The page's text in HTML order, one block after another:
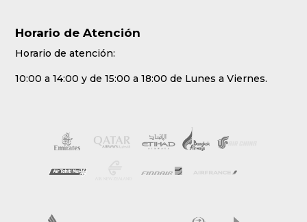
Horario de Atención
Horario de atención:
10:00 a 14:00 y de 15:00 a 18:00 de Lunes a Viernes.